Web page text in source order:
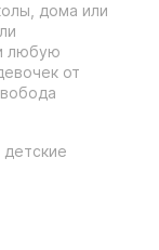
дома или
любую
от